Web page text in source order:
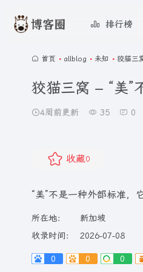
排行榜
首页 • allblog • 未知 • 狡猫三
狡猫三窝 – “美”
4周前更新 35 0
收藏0
“美”不是一种外部标准，
所在地：
新加坡
收录时间：
2026-07-08
0 0 0